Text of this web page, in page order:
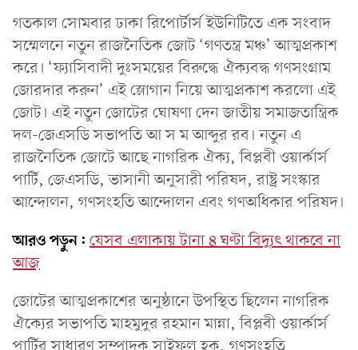
গতকাল সোমবার ঢাকা রিপোর্টার্স ইউনিটিতে এক সংবাদ
সম্মেলনে নতুন রাজনৈতিক জোট ‘গণতন্ত্র মঞ্চ’ আত্মপ্রকাশ
করে। ‘ফ্যাসিবাদী দুঃসময়ের বিরুদ্ধে ঐক্যবদ্ধ গণসংগ্রাম
জোরদার করুন’ এই স্লোগান নিয়ে আত্মপ্রকাশ করলো এই
জোট। এই নতুন জোটের ঘোষণা দেন জাতীয় সমাজতান্ত্রিক
দল-জেএসডি সভাপতি আ স ম আব্দুর রব। নতুন এ
রাজনৈতিক জোটে আছে নাগরিক ঐক্য, বিপ্লবী ওয়ার্কার্স
পার্টি, জেএসডি, ভাসানী অনুসারী পরিষদ, রাষ্ট্র সংস্কার
আন্দোলন, গণসংহতি আন্দোলন এবং গণঅধিকার পরিষদ।
আরও পড়ুন: যেসব এলাকায় টানা ৪ ঘণ্টা বিদ্যুৎ থাকবে না
আজ
জোটের আত্মপ্রকাশের অনুষ্ঠানে উপস্থিত ছিলেন নাগরিক
ঐক্যের সভাপতি মাহমুদুর রহমান মান্না, বিপ্লবী ওয়ার্কার্স